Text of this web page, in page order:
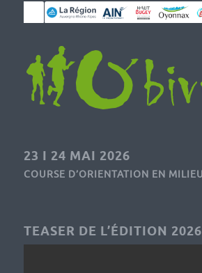
23 I 24 MAI 2026
COURSE D’ORIENTATION EN
TEASER DE L’ÉDITION 2026